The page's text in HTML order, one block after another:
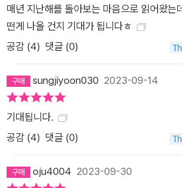
니스를 시도해보는 스핀오프는 기업 입장에
이 적고, 또 성공할 경우 예상 밖의 성과를 기
들도 커리 개발을 위해 사이드 프로젝트를 진
w: Ditto Consumption 디토소비 “나도”라
소비 현장에서 인기를 끌고 있다. 나의 가치
는 구매 의사결정에 따르는 복잡한 과정과
의 선택을 할 수 있는 방법이다. 수많은 선택
ElastiCity. Liquidpolitan 리퀴드폴리탄 인구
매년 지난해를 돌아보는 마음으로 읽어왔는
떤게 나올 건지 기대가 됩니다ㅎ
공감 (4) 댓글 (0)
sungjiyoon030 2023-09-14
기대됩니다.
공감 (4) 댓글 (0)
oju4004 2023-09-30